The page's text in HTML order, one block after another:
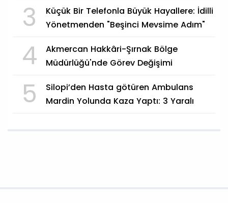
3
Küçük Bir Telefonla Büyük Hayallere: İdilli
Yönetmenden "Beşinci Mevsime Adım"
4
Akmercan Hakkâri-Şırnak Bölge
Müdürlüğü'nde Görev Değişimi
5
Silopi’den Hasta götüren Ambulans
Mardin Yolunda Kaza Yaptı: 3 Yaralı